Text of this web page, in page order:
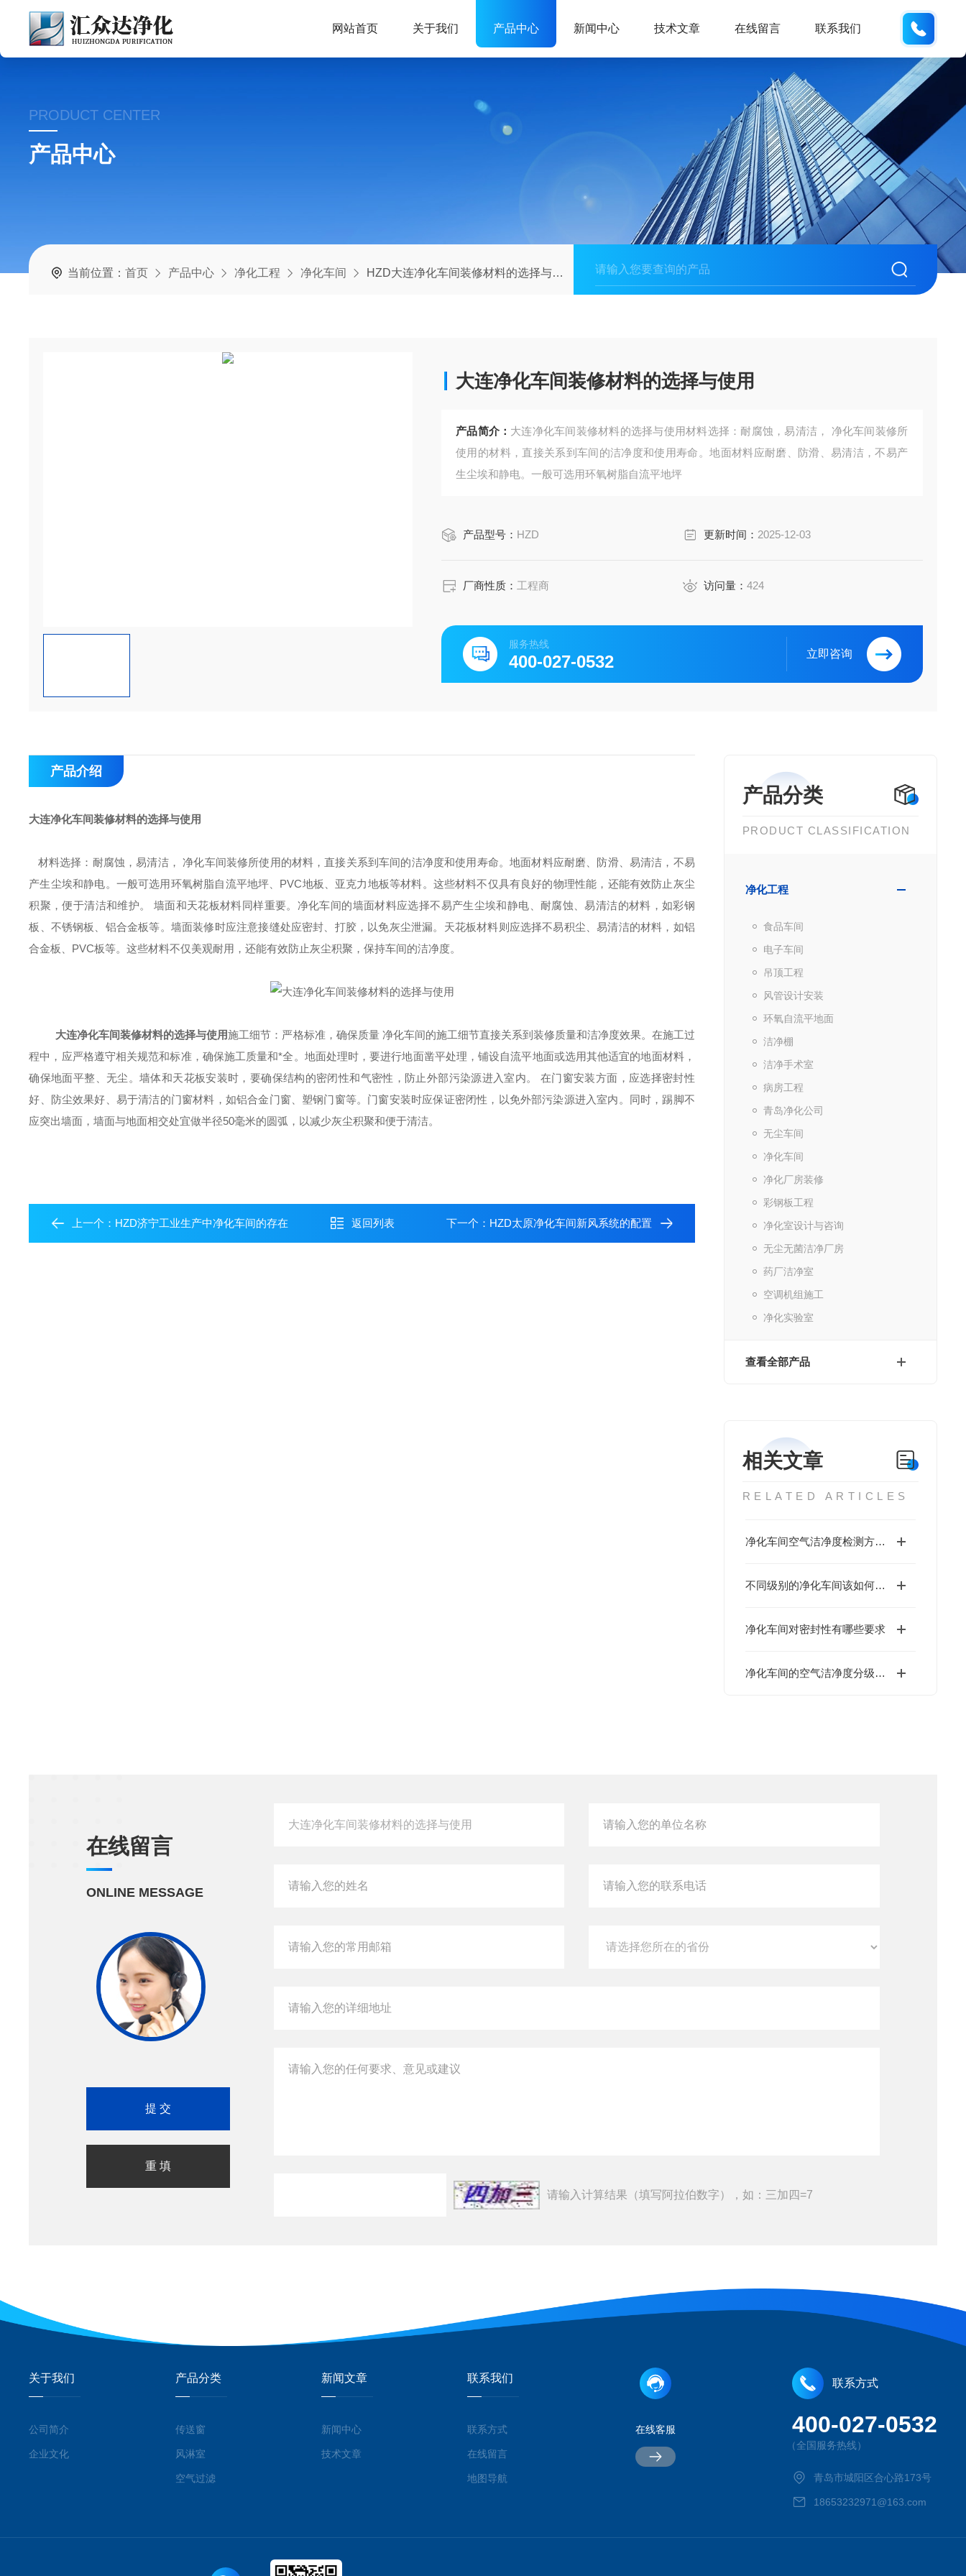
网站首页 关于我们 产品中心 新闻中心 技术文章 在线留言 联系我们
PRODUCT CENTER
产品中心
当前位置：首页 产品中心 净化工程 净化车间 HZD大连净化车间装修材料的选择与使用
大连净化车间装修材料的选择与使用
产品简介： 大连净化车间装修材料的选择与使用材料选择：耐腐蚀，易清洁， 净化车间装修所
使用的材料，直接关系到车间的洁净度和使用寿命。地面材料应耐磨、防滑、易清洁，不易产
生尘埃和静电。一般可选用环氧树脂自流平地坪
产品型号： HZD 更新时间： 2025-12-03
厂商性质： 工程商 访问量： 424
服务热线
400-027-0532 立即咨询
产品分类
PRODUCT CLASSIFICATION
净化工程
食品车间
电子车间
吊顶工程
风管设计安装
环氧自流平地面
洁净棚
洁净手术室
病房工程
青岛净化公司
无尘车间
净化车间
净化厂房装修
彩钢板工程
净化室设计与咨询
无尘无菌洁净厂房
药厂洁净室
空调机组施工
净化实验室
查看全部产品
相关文章
RELATED ARTICLES
净化车间空气洁净度检测方法介绍
不同级别的净化车间该如何选择空气过滤器
净化车间对密封性有哪些要求
净化车间的空气洁净度分级标准有哪些
产品介绍
大连净化车间装修材料的选择与使用
材料选择：耐腐蚀，易清洁， 净化车间装修所使用的材料，直接关系到车间的洁净度和使用寿命。地面材料应耐磨、防滑、易清洁，不易
产生尘埃和静电。一般可选用环氧树脂自流平地坪、 PVC地板、亚克力地板等材料。这些材料不仅具有良好的物理性能，还能有效防止灰尘
积聚，便于清洁和维护。 墙面和天花板材料同样重要。净化车间的墙面材料应选择不易产生尘埃和静电、耐腐蚀、易清洁的材料，如彩钢
板、不锈钢板、铝合金板等。墙面装修时应注意接缝处应密封、打胶，以免灰尘泄漏。天花板材料则应选择不易积尘、易清洁的材料，如铝
合金板、PVC板等。这些材料不仅美观耐用，还能有效防止灰尘积聚，保持车间的洁净度。
大连净化车间装修材料的选择与使用施工细节：严格标准，确保质量 净化车间的施工细节直接关系到装修质量和洁净度效果。在施工过
程中，应严格遵守相关规范和标准，确保施工质量和*全。地面处理时，要进行地面凿平处理，铺设自流平地面或选用其他适宜的地面材料，
确保地面平整、无尘。墙体和天花板安装时，要确保结构的密闭性和气密性，防止外部污染源进入室内。
在门窗安装方面，应选择密封性
好、防尘效果好、易于清洁的门窗材料，如铝合金门窗、塑钢门窗等。门窗安装时应保证密闭性，以免外部污染源进入室内。同时，踢脚不
应突出墙面，墙面与地面相交处宜做半径50毫米的圆弧，以减少灰尘积聚和便于清洁。
上一个： HZD济宁工业生产中净化车间的存在 返回列表 下一个： HZD太原净化车间新风系统的配置
在线留言
ONLINE MESSAGE
请输入计算结果（填写阿拉伯数字），如：三加四=7
关于我们
公司简介
企业文化
产品分类
传送窗
风淋室
空气过滤
新闻文章
新闻中心
技术文章
联系我们
联系方式
在线留言
地图导航
在线客服
联系方式
400-027-0532
（全国服务热线）
青岛市城阳区合心路173号
18653232971@163.com